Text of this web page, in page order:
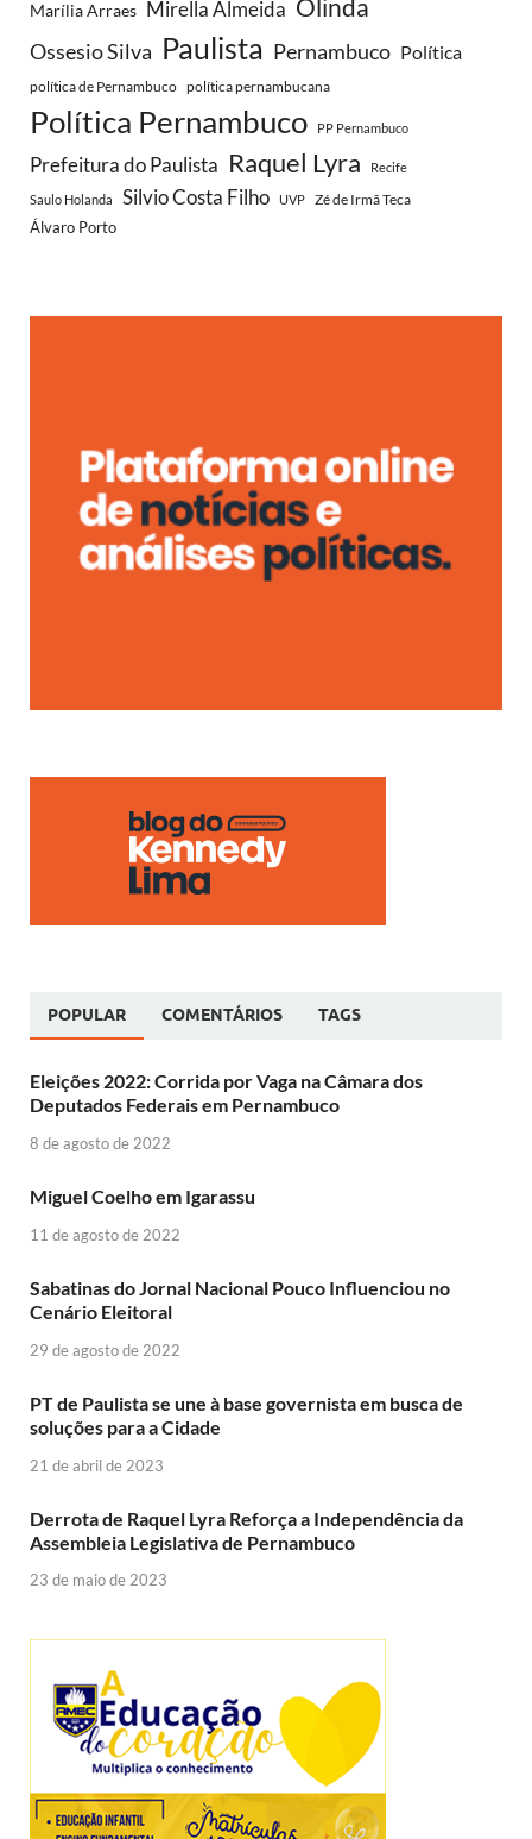
Marília Arraes Mirella Almeida Olinda
Ossesio Silva Paulista Pernambuco Política
política de Pernambuco política pernambucana
Política Pernambuco PP Pernambuco
Prefeitura do Paulista Raquel Lyra Recife
Saulo Holanda Silvio Costa Filho UVP Zé de Irmã Teca
Álvaro Porto
POPULAR COMENTÁRIOS TAGS
Eleições 2022: Corrida por Vaga na Câmara dos
Deputados Federais em Pernambuco
8 de agosto de 2022
Miguel Coelho em Igarassu
11 de agosto de 2022
Sabatinas do Jornal Nacional Pouco Influenciou no
Cenário Eleitoral
29 de agosto de 2022
PT de Paulista se une à base governista em busca de
soluções para a Cidade
21 de abril de 2023
Derrota de Raquel Lyra Reforça a Independência da
Assembleia Legislativa de Pernambuco
23 de maio de 2023